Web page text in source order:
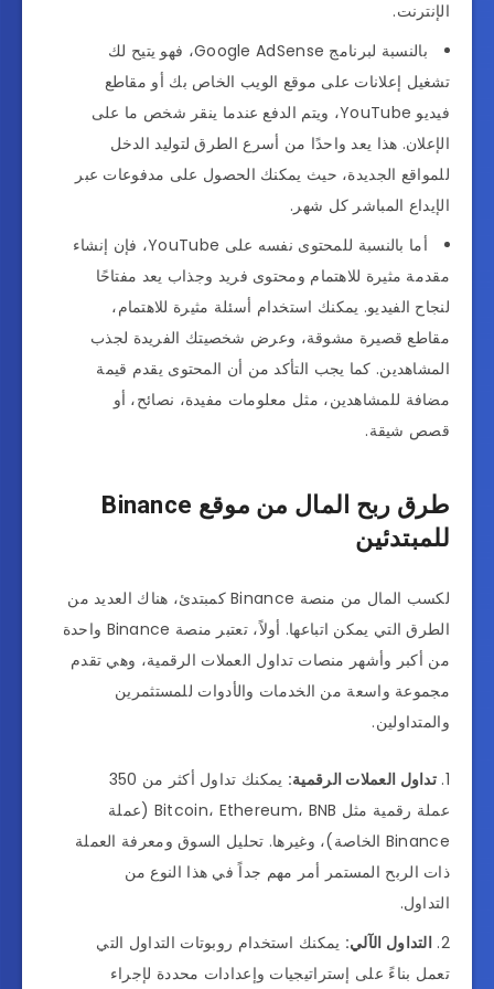
الإنترنت.
بالنسبة لبرنامج Google AdSense، فهو يتيح لك
تشغيل إعلانات على موقع الويب الخاص بك أو مقاطع
فيديو YouTube، ويتم الدفع عندما ينقر شخص ما على
الإعلان. هذا يعد واحدًا من أسرع الطرق لتوليد الدخل
للمواقع الجديدة، حيث يمكنك الحصول على مدفوعات عبر
الإيداع المباشر كل شهر.
أما بالنسبة للمحتوى نفسه على YouTube، فإن إنشاء
مقدمة مثيرة للاهتمام ومحتوى فريد وجذاب يعد مفتاحًا
لنجاح الفيديو. يمكنك استخدام أسئلة مثيرة للاهتمام،
مقاطع قصيرة مشوقة، وعرض شخصيتك الفريدة لجذب
المشاهدين. كما يجب التأكد من أن المحتوى يقدم قيمة
مضافة للمشاهدين، مثل معلومات مفيدة، نصائح، أو
قصص شيقة.
طرق ربح المال من موقع Binance
للمبتدئين
لكسب المال من منصة Binance كمبتدئ، هناك العديد من
الطرق التي يمكن اتباعها. أولاً، تعتبر منصة Binance واحدة
من أكبر وأشهر منصات تداول العملات الرقمية، وهي تقدم
مجموعة واسعة من الخدمات والأدوات للمستثمرين
والمتداولين.
تداول العملات الرقمية:
يمكنك تداول أكثر من 350
عملة رقمية مثل Bitcoin، Ethereum، BNB (عملة
Binance الخاصة)، وغيرها. تحليل السوق ومعرفة العملة
ذات الربح المستمر أمر مهم جداً في هذا النوع من
التداول.
التداول الآلي: يمكنك استخدام روبوتات التداول التي
تعمل بناءً على إستراتيجيات وإعدادات محددة لإجراء